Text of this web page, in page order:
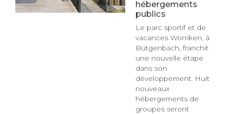
hébergements
publics
Le parc sportif et de
vacances Worriken, à
Bütgenbach, franchit
une nouvelle étape
dans son
développement. Huit
nouveaux
hébergements de
groupes seront